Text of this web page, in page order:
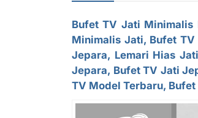
Bufet TV Jati Minimalis
Minimalis Jati, Bufet TV
Jepara, Lemari Hias
Jepara, Bufet TV Jati
TV Model Terbaru,